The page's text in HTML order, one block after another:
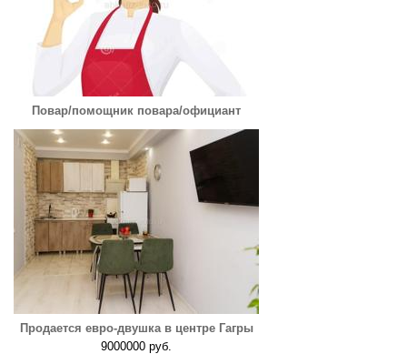
Повар/помощник повара/официант
Продается евро-двушка в центре Гагры
9000000 руб.